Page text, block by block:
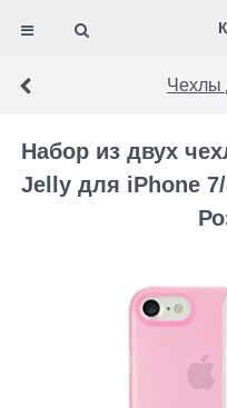
Чехлы
Набор из двух
Jelly для iPhone